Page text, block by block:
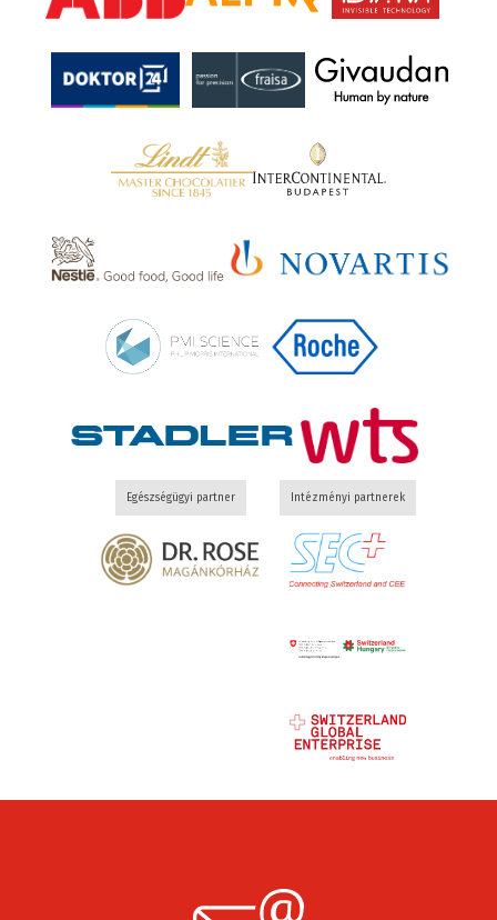
Egészségügyi partner Intézményi partnerek